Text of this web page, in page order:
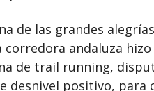
de las grandes
corredora andaluza
de trail running,
desnivel positivo, para